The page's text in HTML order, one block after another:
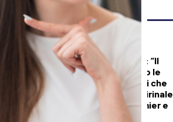
ULTIMI ARTICOLI
DALLA TOSCANA
Renzi in Versiliana: “Il
problema non sono le
primarie. Ma Meloni che
vuole andare al Quirinale
con Vannacci premier e
Salvini al Viminale”